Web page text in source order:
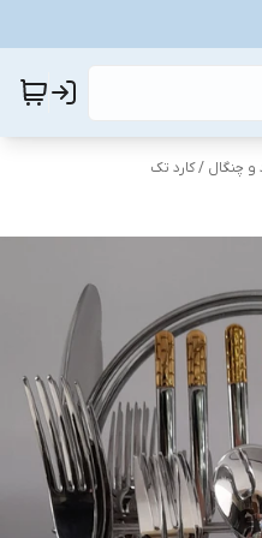
چنگال / کارد تک